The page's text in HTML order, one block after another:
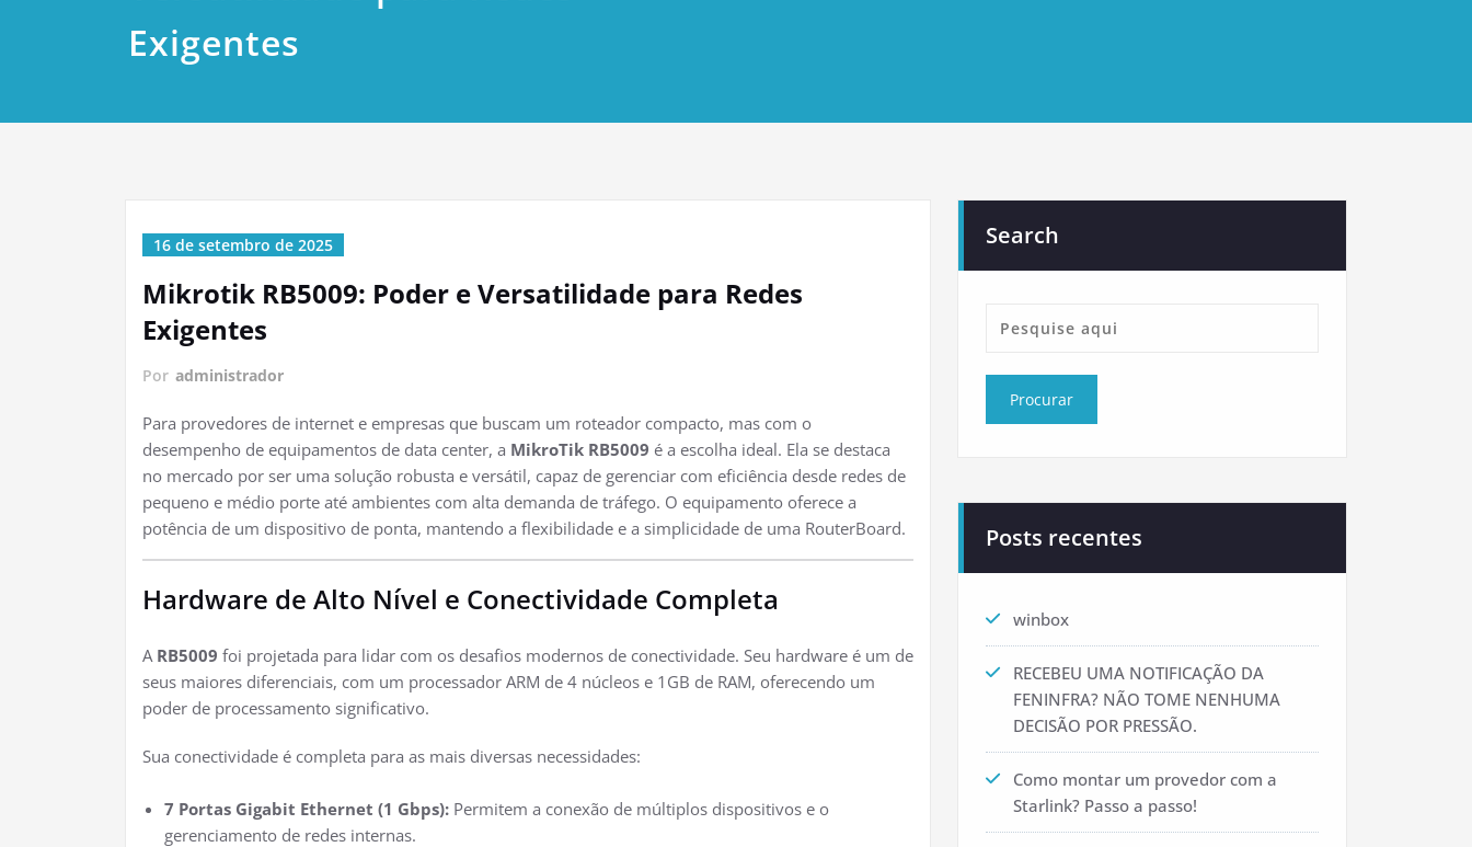
Exigentes
16 de setembro de 2025
Mikrotik RB5009: Poder e Versatilidade para Redes
Exigentes
Por administrador
Para provedores de internet e empresas que buscam um roteador compacto, mas com o
desempenho de equipamentos de data center, a MikroTik RB5009 é a escolha ideal. Ela se destaca
no mercado por ser uma solução robusta e versátil, capaz de gerenciar com eficiência desde redes de
pequeno e médio porte até ambientes com alta demanda de tráfego. O equipamento oferece a
potência de um dispositivo de ponta, mantendo a flexibilidade e a simplicidade de uma RouterBoard.
Hardware de Alto Nível e Conectividade Completa
A RB5009 foi projetada para lidar com os desafios modernos de conectividade. Seu hardware é um de
seus maiores diferenciais, com um processador ARM de 4 núcleos e 1GB de RAM, oferecendo um
poder de processamento significativo.
Sua conectividade é completa para as mais diversas necessidades:
7 Portas Gigabit Ethernet (1 Gbps): Permitem a conexão de múltiplos dispositivos e o
gerenciamento de redes internas.
Search
Posts recentes
winbox
RECEBEU UMA NOTIFICAÇÃO DA
FENINFRA? NÃO TOME NENHUMA
DECISÃO POR PRESSÃO.
Como montar um provedor com a
Starlink? Passo a passo!